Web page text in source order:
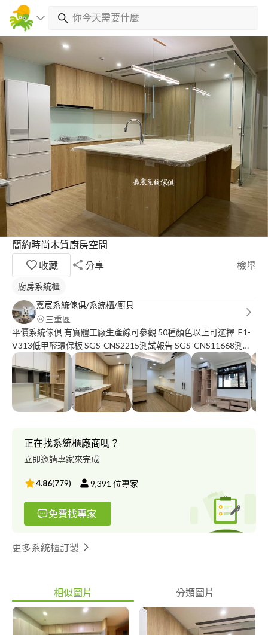
簡約時尚木質廚房空間
收藏
分享 檢舉
廚房系統櫃
嘉宸系統傢俱/系統櫃/廚具
三重區
平價系統傢俱 有實體工廠生產線可參觀 50種顏色以上可選擇 E1-
V313低甲醛環保板 SGS-CNS2215測試報告 SGS-CNS11668測試
報告 用最安全的材料 打造你最溫暖的家 #衣櫃 #鞋櫃 #櫥櫃 #浴櫃
只要有櫃就讓您不貴 新竹以北 丈量詢問計價請洽 小蔡☎️ :零九壹
壹-九八五-三四零 小蔡line: a 2 6 3 7 2 2 6 2 FB?嘉宸系統傢俱 線上
目錄提供參考 https://drive.google.com/drive/folders/1Ko-
oVsz7YaCjV1B4pOxEqfaXreMjmJBx?usp=sharing
正在找系統櫃廠商嗎？
立即邀請專家來完成
4.86(779) 9,391 位專家
免費找專家
更多系統櫃訂製
相似圖片 分類圖片